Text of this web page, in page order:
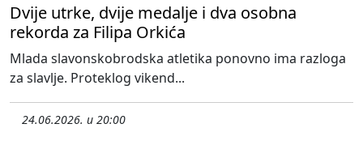
Dvije utrke, dvije medalje i dva osobna
rekorda za Filipa Orkića
Mlada slavonskobrodska atletika ponovno ima razloga
za slavlje. Proteklog vikend...
24.06.2026. u 20:00